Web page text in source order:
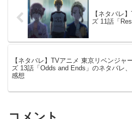
【ネタバレ
ズ 11話「
【ネタバレ】TVアニメ 東京リベンジャ
ズ 13話「Odds and Ends」のネタバレ、
感想